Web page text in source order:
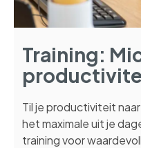
Training:
Til je productiviteit
het maximale uit je
training voor